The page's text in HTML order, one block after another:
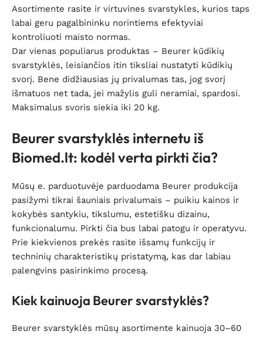
Asortimente rasite ir virtuvines svarstykles, kurios taps
labai geru pagalbininku norintiems efektyviai
kontroliuoti maisto normas.
Dar vienas populiarus produktas – Beurer kūdikių
svarstyklės, leisiančios itin tiksliai nustatyti kūdikių
svorį. Bene didžiausias jų privalumas tas, jog svorį
išmatuos net tada, jei mažylis guli neramiai, spardosi.
Maksimalus svoris siekia iki 20 kg.
Beurer svarstyklės internetu iš
Biomed.lt: kodėl verta pirkti čia?
Mūsų e. parduotuvėje parduodama Beurer produkcija
pasižymi tikrai šauniais privalumais – puikiu kainos ir
kokybės santykiu, tikslumu, estetišku dizainu,
funkcionalumu. Pirkti čia bus labai patogu ir operatyvu.
Prie kiekvienos prekės rasite išsamų funkcijų ir
techninių charakteristikų pristatymą, kas dar labiau
palengvins pasirinkimo procesą.
Kiek kainuoja Beurer svarstyklės?
Beurer svarstyklės mūsų asortimente kainuoja 30–60